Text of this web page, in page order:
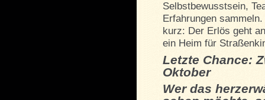
Selbstbewusstsein,
Erfahrungen
kurz: Der Erlös geht
ein Heim für
Letzte Chance:
Oktober
Wer das